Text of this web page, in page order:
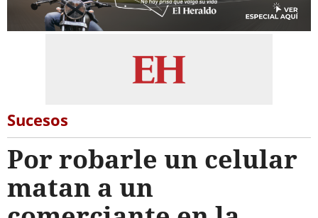
Sucesos
Por robarle un celular
matan a un